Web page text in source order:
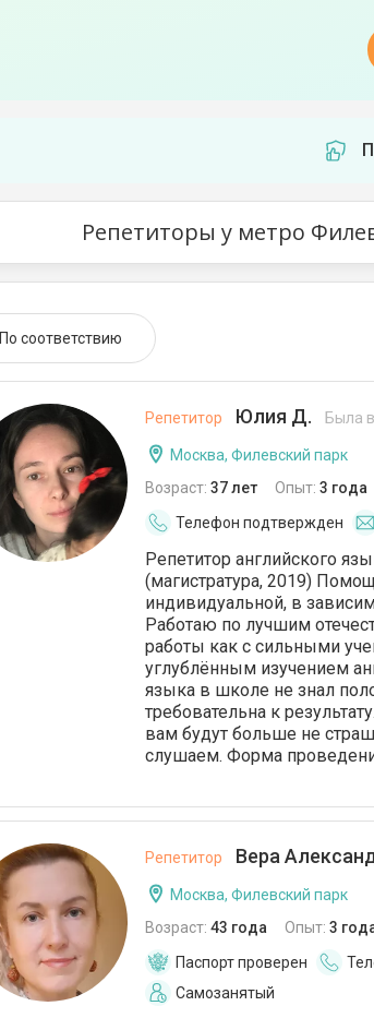
Репетиторы у метро
По соответствию
Репетитор Юлия Д. Была
Москва, Филевский парк
Возраст: 37 лет Опыт: 3 года
Телефон подтвержден
Репетитор английского
(магистратура, 2019)
индивидуальной, в
Работаю по лучшим
работы как с сильными
углублённым изучением
языка в школе не знал
требовательна к
вам будут больше не
слушаем. Форма
Репетитор Вера
Москва, Филевский парк
Возраст: 43 года Опыт: 3
Паспорт проверен
Самозанятый